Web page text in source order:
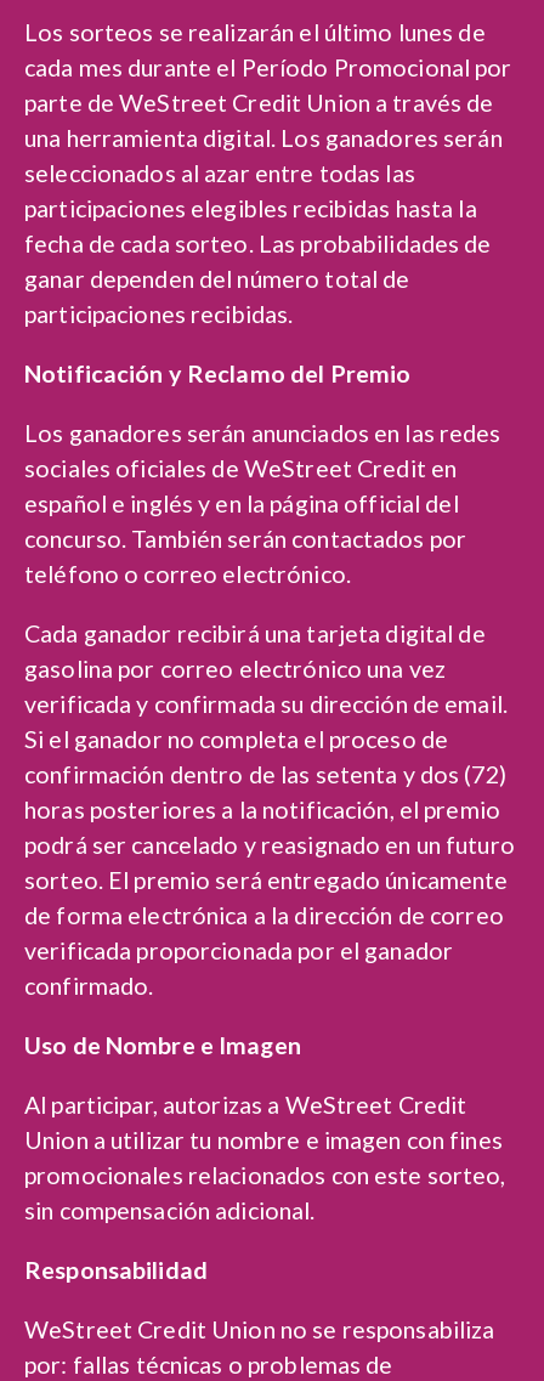
Los sorteos se realizarán el último lunes de
cada mes durante el Período Promocional por
parte de WeStreet Credit Union a través de
una herramienta digital. Los ganadores serán
seleccionados al azar entre todas las
participaciones elegibles recibidas hasta la
fecha de cada sorteo. Las probabilidades de
ganar dependen del número total de
participaciones recibidas.
Notificación y Reclamo del Premio
Los ganadores serán anunciados en las redes
sociales oficiales de WeStreet Credit en
español e inglés y en la página official del
concurso. También serán contactados por
teléfono o correo electrónico.
Cada ganador recibirá una tarjeta digital de
gasolina por correo electrónico una vez
verificada y confirmada su dirección de email.
Si el ganador no completa el proceso de
confirmación dentro de las setenta y dos (72)
horas posteriores a la notificación, el premio
podrá ser cancelado y reasignado en un futuro
sorteo. El premio será entregado únicamente
de forma electrónica a la dirección de correo
verificada proporcionada por el ganador
confirmado.
Uso de Nombre e Imagen
Al participar, autorizas a WeStreet Credit
Union a utilizar tu nombre e imagen con fines
promocionales relacionados con este sorteo,
sin compensación adicional.
Responsabilidad
WeStreet Credit Union no se responsabiliza
por: fallas técnicas o problemas de